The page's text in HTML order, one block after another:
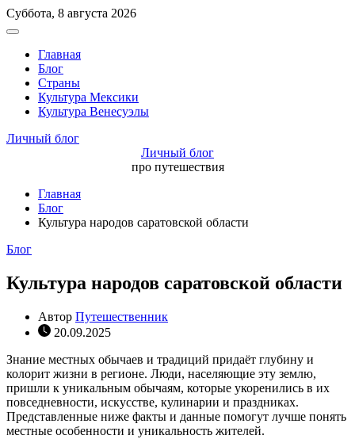
Перейти
к
Суббота, 8 августа 2026
Вне
холстаГлавная
Блог
Страны
Культура Мексики
Культура Венесуэлы
Личный блог
Личный блог
про путешествия
Главная
Блог
Культура народов саратовской области
Рубрики
Блог
Культура народов саратовской области
Автор Путешественник
20.09.2025
Знание местных обычаев и традиций придаёт глубину и
колорит жизни в регионе. Люди, населяющие эту землю,
пришли к уникальным обычаям, которые укоренились в их
повседневности, искусстве, кулинарии и праздниках.
Представленные ниже факты и данные помогут лучше понять
местные особенности и уникальность жителей.